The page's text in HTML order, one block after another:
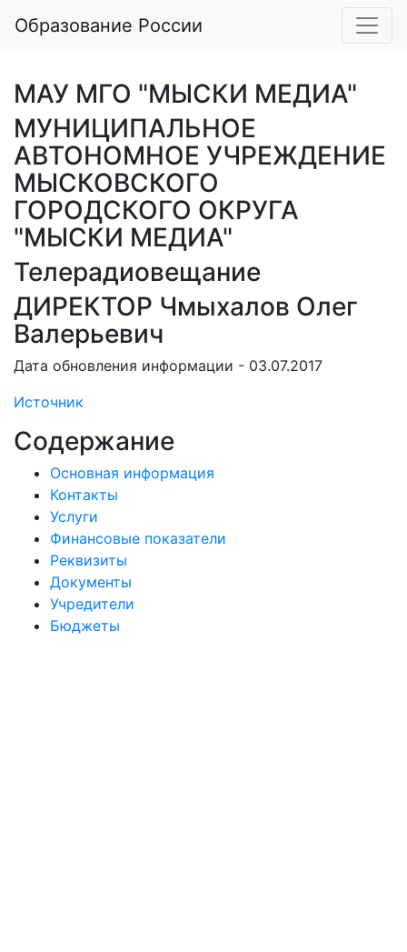
Образование России
МАУ МГО "МЫСКИ МЕДИА"
МУНИЦИПАЛЬНОЕ
АВТОНОМНОЕ УЧРЕЖДЕНИЕ
МЫСКОВСКОГО
ГОРОДСКОГО ОКРУГА
"МЫСКИ МЕДИА"
Телерадиовещание
ДИРЕКТОР Чмыхалов Олег
Валерьевич
Дата обновления информации - 03.07.2017
Источник
Содержание
Основная информация
Контакты
Услуги
Финансовые показатели
Реквизиты
Документы
Учредители
Бюджеты